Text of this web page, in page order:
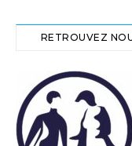
RETROUVEZ